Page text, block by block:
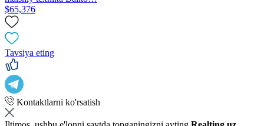
$65,376
Tavsiya eting
Kontaktlarni ko'rsatish